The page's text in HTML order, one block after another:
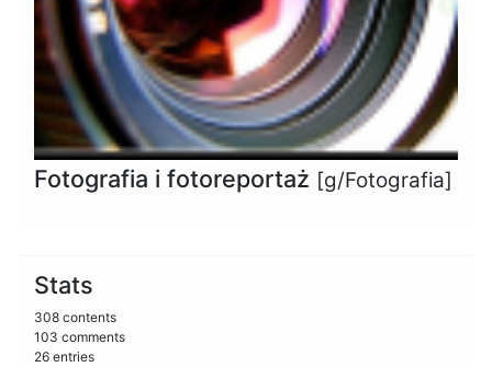
Fotografia i fotoreportaż [g/Fotografia]
Stats
308 contents
103 comments
26 entries